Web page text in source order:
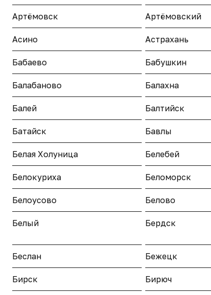
Артёмовск Артёмовский
Асино Астрахань
Бабаево Бабушкин
Балабаново Балахна
Балей Балтийск
Батайск Бавлы
Белая Холуница Белебей
Белокуриха Беломорск
Белоусово Белово
Белый Бердск
Беслан Бежецк
Бирск Бирюч